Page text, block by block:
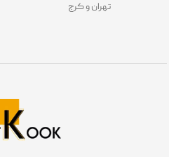
تهران و کرج